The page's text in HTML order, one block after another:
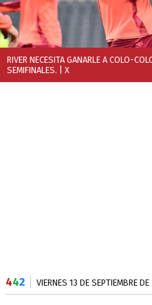
RIVER NECESITA GANARLE A COLO-
SEMIFINALES. | X
442 VIERNES 13 DE SEPTIEMBRE